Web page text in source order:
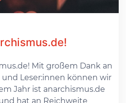
Mit großem Dank an
Leser:innen können wir
Jahr ist anarchismus.de
hat an Reichweite